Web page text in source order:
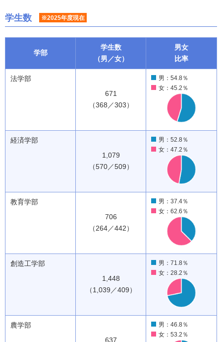
学生数 ※2025年度現在
学部
学生数
（男／女）
男女
比率
法学部
671
（368／303）
男：54.8％
女：45.2％
経済学部
1,079
（570／509）
男：52.8％
女：47.2％
教育学部
706
（264／442）
男：37.4％
女：62.6％
創造工学部
1,448
（1,039／409）
男：71.8％
女：28.2％
農学部
637
男：46.8％
女：53.2％